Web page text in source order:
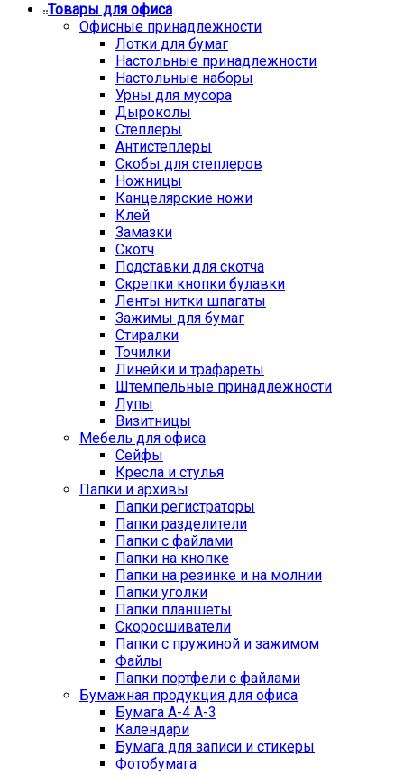
Товары для офиса
Офисные принадлежности
Лотки для бумаг
Настольные принадлежности
Настольные наборы
Урны для мусора
Дыроколы
Степлеры
Антистеплеры
Скобы для степлеров
Ножницы
Канцелярские ножи
Клей
Замазки
Скотч
Подставки для скотча
Скрепки кнопки булавки
Ленты нитки шпагаты
Зажимы для бумаг
Стиралки
Точилки
Линейки и трафареты
Штемпельные принадлежности
Лупы
Визитницы
Мебель для офиса
Сейфы
Кресла и стулья
Папки и архивы
Папки регистраторы
Папки разделители
Папки с файлами
Папки на кнопке
Папки на резинке и на молнии
Папки уголки
Папки планшеты
Скоросшиватели
Папки с пружиной и зажимом
Файлы
Папки портфели с файлами
Бумажная продукция для офиса
Бумага А-4 А-3
Календари
Бумага для записи и стикеры
Фотобумага